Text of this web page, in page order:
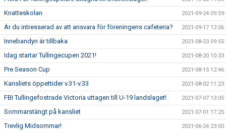
Knatteskolan 2021-09-24 09:59
Är du intresserad av att ansvara för föreningens cafeteria? 2021-09-17 12:06
Innebandyn är tillbaka 2021-08-23 09:55
Idag startar Tullingecupen 2021! 2021-08-20 10:33
Pre Season Cup 2021-08-15 12:46
Kansliets öppettider v.31-v.33 2021-08-02 11:23
FBI Tullingefostrade Victoria uttagen till U-19 landslaget! 2021-07-07 13:05
Sommarstängt på kansliet 2021-07-01 17:25
Trevlig Midsommar! 2021-06-24 23:00